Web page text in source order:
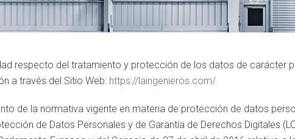
respecto del tratamiento y protección de los datos de carácter
a través del Sitio Web: https://laingenieros.com/
de la normativa vigente en materia de protección de datos
de Datos Personales y de Garantía de Derechos Digitales